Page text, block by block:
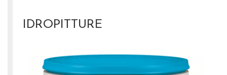
IDROPITTURE